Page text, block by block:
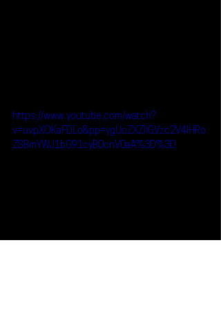
https://www.youtube.com/watch?
v=uvpXOKaFDLo&pp=ygUcZXZlIGVzc2V4IHRo
ZSBmYWJ1bG91cyB0cnV0aA%3D%3D